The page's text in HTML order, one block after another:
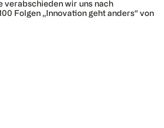
verabschieden wir uns nach
Folgen „Innovation geht anders“ von